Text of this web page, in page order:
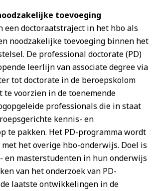
toevoeging
een doctoraatstraject in het hbo als
noodzakelijke toevoeging binnen het
De professional doctorate (PD)
leerlijn van associate degree via
tot doctorate in de beroepskolom
te voorzien in de toenemende
professionals die in staat
kennis- en
te pakken. Het PD-programma wordt
het overige hbo-onderwijs. Doel is
en masterstudenten in hun onderwijs
van het onderzoek van PD-
laatste ontwikkelingen in de